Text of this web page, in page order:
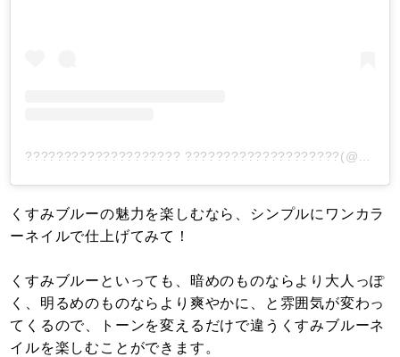
くすみブルーの魅力を楽しむなら、シンプルにワンカラ
ーネイルで仕上げてみて！
くすみブルーといっても、暗めのものならより大人っぽ
く、明るめのものならより爽やかに、と雰囲気が変わっ
てくるので、トーンを変えるだけで違うくすみブルーネ
イルを楽しむことができます。